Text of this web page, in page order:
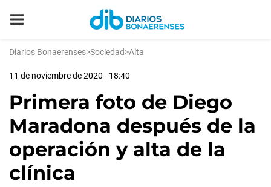
Diarios Bonaerenses>Sociedad>Alta
11 de noviembre de 2020 - 18:40
Primera foto de Diego
Maradona después de la
operación y alta de la
clínica